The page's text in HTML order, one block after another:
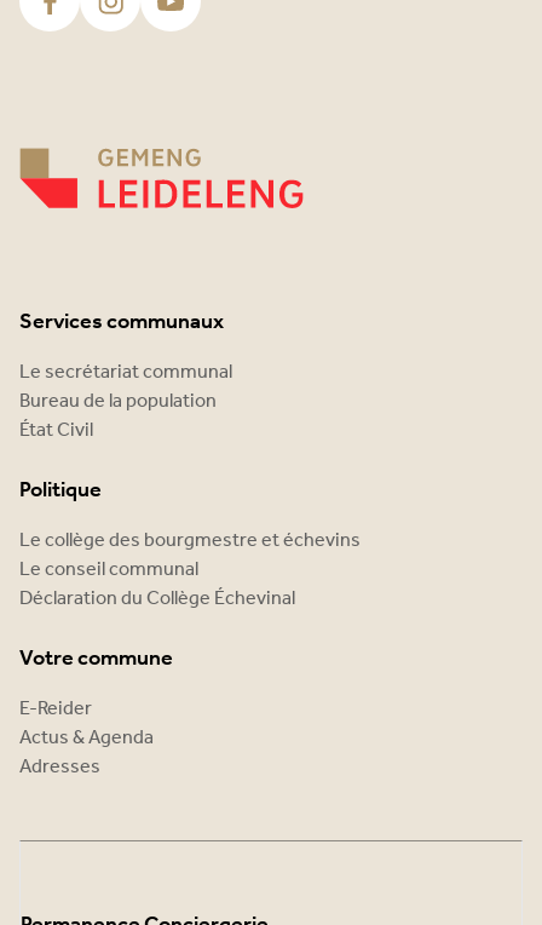
Services communaux
Le secrétariat communal
Bureau de la population
État Civil
Politique
Le collège des bourgmestre et échevins
Le conseil communal
Déclaration du Collège Échevinal
Votre commune
E-Reider
Actus & Agenda
Adresses